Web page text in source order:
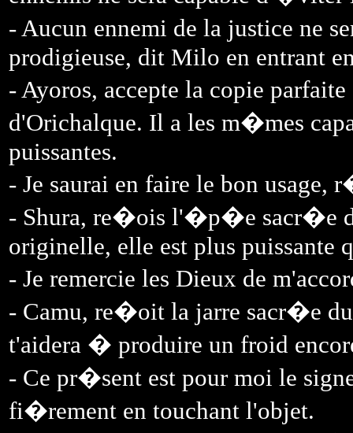
- Aucun ennemi de la justice ne
prodigieuse, dit Milo en entrant
- Ayoros, accepte la copie
d'Orichalque. Il a les m�mes
puissantes.
- Je saurai en faire le bon
- Shura, re�ois l'�p�e sacr�e
originelle, elle est plus puissante
- Je remercie les Dieux de
- Camu, re�oit la jarre sacr�e
t'aidera � produire un froid
- Ce pr�sent est pour moi le
fi�rement en touchant l'objet.